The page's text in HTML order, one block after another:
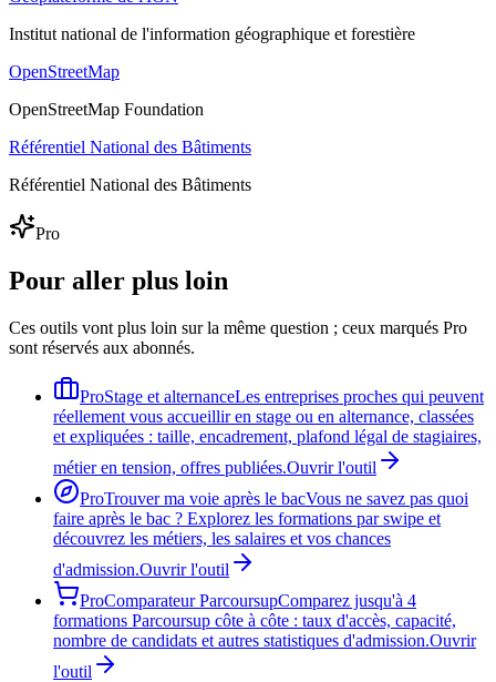
Institut national de l'information géographique et forestière
OpenStreetMap
OpenStreetMap Foundation
Référentiel National des Bâtiments
Référentiel National des Bâtiments
Pro
Pour aller plus loin
Ces outils vont plus loin sur la même question ; ceux marqués Pro
sont réservés aux abonnés.
ProStage et alternanceLes entreprises proches qui peuvent
réellement vous accueillir en stage ou en alternance, classées
et expliquées : taille, encadrement, plafond légal de stagiaires,
métier en tension, offres publiées.Ouvrir l'outil
ProTrouver ma voie après le bacVous ne savez pas quoi
faire après le bac ? Explorez les formations par swipe et
découvrez les métiers, les salaires et vos chances
d'admission.Ouvrir l'outil
ProComparateur ParcoursupComparez jusqu'à 4
formations Parcoursup côte à côte : taux d'accès, capacité,
nombre de candidats et autres statistiques d'admission.Ouvrir
l'outil